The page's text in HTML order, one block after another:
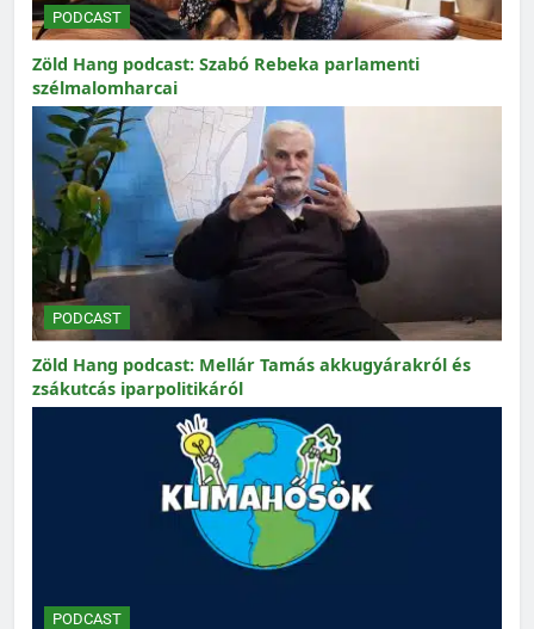
PODCAST
Zöld Hang podcast: Szabó Rebeka parlamenti
szélmalomharcai
PODCAST
Zöld Hang podcast: Mellár Tamás akkugyárakról és
zsákutcás iparpolitikáról
PODCAST